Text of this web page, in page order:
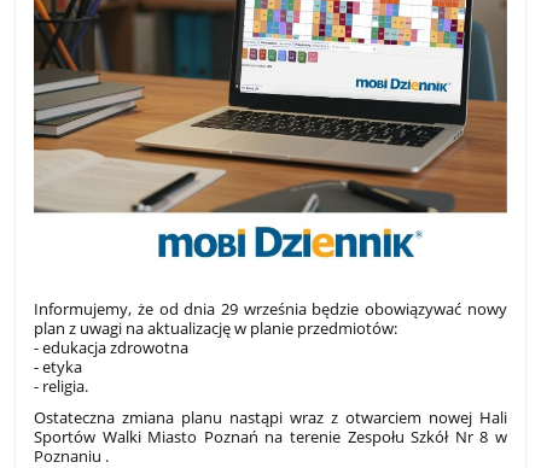
Informujemy, że od dnia 29 września będzie obowiązywać nowy
plan z uwagi na aktualizację w planie przedmiotów:
- edukacja zdrowotna
- etyka
- religia.
Ostateczna zmiana planu nastąpi wraz z otwarciem nowej Hali
Sportów Walki Miasto Poznań na terenie Zespołu Szkół Nr 8 w
Poznaniu .